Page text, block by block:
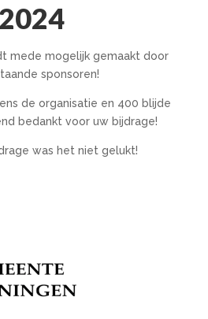
2024
mede mogelijk gemaakt door
sponsoren!
de organisatie en 400 blijde
bedankt voor uw bijdrage!
was het niet gelukt!